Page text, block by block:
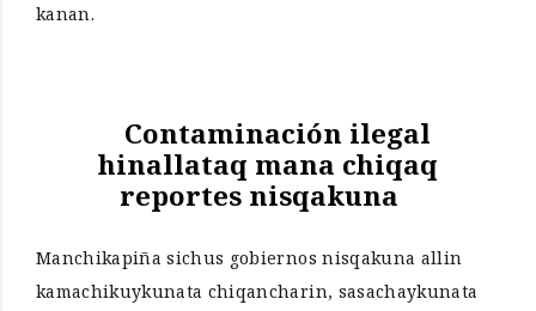
kanan.
Contaminación ilegal
hinallataq mana chiqaq
reportes nisqakuna
Manchikapiña sichus gobiernos nisqakuna allin
kamachikuykunata chiqancharin, sasachaykunata